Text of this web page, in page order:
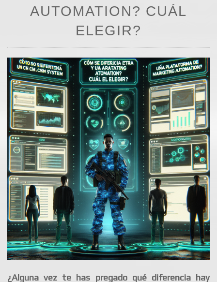
AUTOMATION? CUÁL
ELEGIR?
¿Alguna vez te has pregado qué diferencia hay